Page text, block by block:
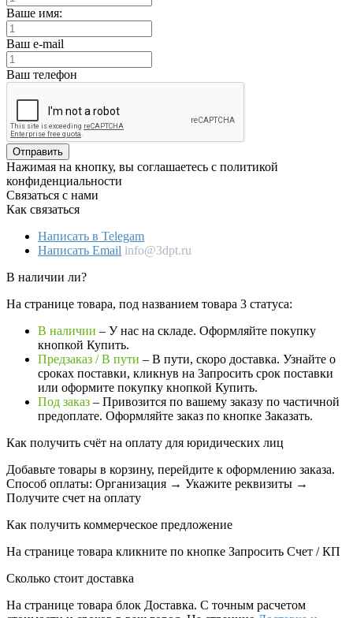
Ваше имя:
Ваш e-mail
Ваш телефон
Отправить
Нажимая на кнопку, вы соглашаетесь с политикой
конфиденциальности
Связаться с нами
Как связаться
Написать в Telegam
Написать Email info@3dpt.ru
В наличии ли?
На странице товара, под названием товара 3 статуса:
В наличии – У нас на складе. Оформляйте покупку
кнопкой Купить.
Предзаказ / В пути – В пути, скоро доставка. Узнайте о
сроках поставки, кликнув на Запросить cрок поставки
или оформите покупку кнопкой Купить.
Под заказ – Привозится по вашему заказу по частичной
предоплате. Оформляйте заказ по кнопке Заказать.
Как получить счёт на оплату для юридических лиц
Добавьте товары в корзину, перейдите к оформлению заказа.
Способ оплаты: Организация → Укажите реквизиты →
Получите счет на оплату
Как получить коммерческое предложение
На странице товара кликните по кнопке Запросить Счет / КП
Сколько стоит доставка
На странице товара блок Доставка. С точным расчетом